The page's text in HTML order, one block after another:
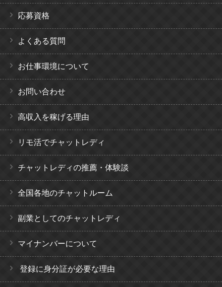
応募資格
よくある質問
お仕事環境について
お問い合わせ
高収入を稼げる理由
リモ活でチャットレディ
チャットレディの推薦・体験談
全国各地のチャットルーム
副業としてのチャットレディ
マイナンバーについて
登録に身分証が必要な理由